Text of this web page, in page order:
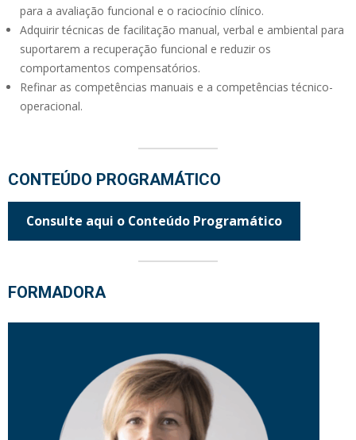
para a avaliação funcional e o raciocínio clínico.
Adquirir técnicas de facilitação manual, verbal e ambiental para
suportarem a recuperação funcional e reduzir os
comportamentos compensatórios.
Refinar as competências manuais e a competências técnico-
operacional.
CONTEÚDO PROGRAMÁTICO
Consulte aqui o Conteúdo Programático
FORMADORA